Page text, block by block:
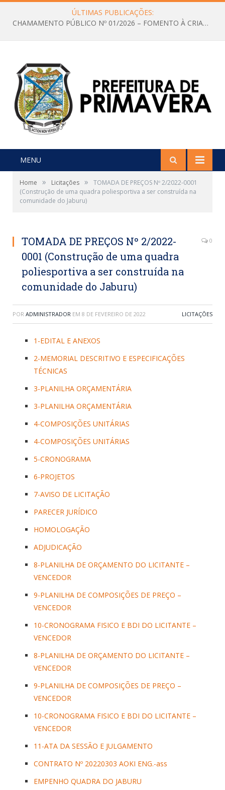
ÚLTIMAS PUBLICAÇÕES:
CHAMAMENTO PÚBLICO Nº 01/2026 – FOMENTO À CRIAÇÃO E A CIRCULAÇÃO DE PRODUÇÕES CULTURAIS – Aldir Blanc
MENU
Home » Licitações »
TOMADA DE PREÇOS Nº 2/2022-0001
(Construção de uma quadra poliesportiva a ser construída na
comunidade do Jaburu)
TOMADA DE PREÇOS Nº 2/2022-
0001 (Construção de uma quadra
poliesportiva a ser construída na
comunidade do Jaburu)
0
POR ADMINISTRADOR EM 8 DE FEVEREIRO DE 2022 LICITAÇÕES
1-EDITAL E ANEXOS
2-MEMORIAL DESCRITIVO E ESPECIFICAÇÕES
TÉCNICAS
3-PLANILHA ORÇAMENTÁRIA
3-PLANILHA ORÇAMENTÁRIA
4-COMPOSIÇÕES UNITÁRIAS
4-COMPOSIÇÕES UNITÁRIAS
5-CRONOGRAMA
6-PROJETOS
7-AVISO DE LICITAÇÃO
PARECER JURÍDICO
HOMOLOGAÇÃO
ADJUDICAÇÃO
8-PLANILHA DE ORÇAMENTO DO LICITANTE –
VENCEDOR
9-PLANILHA DE COMPOSIÇÕES DE PREÇO –
VENCEDOR
10-CRONOGRAMA FISICO E BDI DO LICITANTE –
VENCEDOR
8-PLANILHA DE ORÇAMENTO DO LICITANTE –
VENCEDOR
9-PLANILHA DE COMPOSIÇÕES DE PREÇO –
VENCEDOR
10-CRONOGRAMA FISICO E BDI DO LICITANTE –
VENCEDOR
11-ATA DA SESSÃO E JULGAMENTO
CONTRATO Nº 20220303 AOKI ENG.-ass
EMPENHO QUADRA DO JABURU